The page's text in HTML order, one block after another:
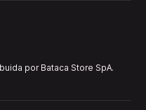
por Bataca Store SpA.